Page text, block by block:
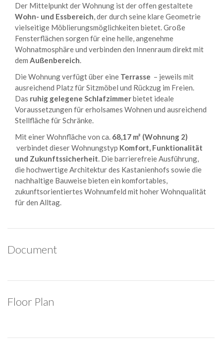
Der Mittelpunkt der Wohnung ist der offen gestaltete
Wohn- und Essbereich, der durch seine klare Geometrie
vielseitige Möblierungsmöglichkeiten bietet. Große
Fensterflächen sorgen für eine helle, angenehme
Wohnatmosphäre und verbinden den Innenraum direkt mit
dem Außenbereich.
Die Wohnung verfügt über eine Terrasse – jeweils mit
ausreichend Platz für Sitzmöbel und Rückzug im Freien.
Das ruhig gelegene Schlafzimmerbietet ideale
Voraussetzungen für erholsames Wohnen und ausreichend
Stellfläche für Schränke.
Mit einer Wohnfläche von ca. 68,17 m² (Wohnung 2)
verbindet dieser Wohnungstyp Komfort, Funktionalität
und Zukunftssicherheit. Die barrierefreie Ausführung,
die hochwertige Architektur des Kastanienhofs sowie die
nachhaltige Bauweise bieten ein komfortables,
zukunftsorientiertes Wohnumfeld mit hoher Wohnqualität
für den Alltag.
Document
Floor Plan